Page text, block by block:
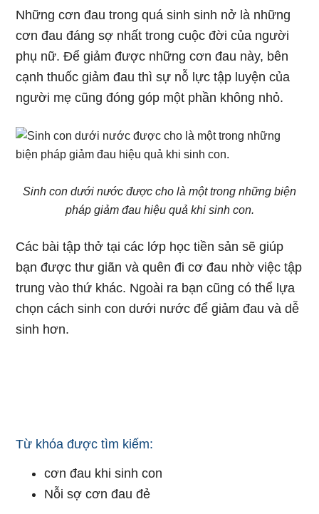
Những cơn đau trong quá sinh sinh nở là những
cơn đau đáng sợ nhất trong cuộc đời của người
phụ nữ. Để giảm được những cơn đau này, bên
cạnh thuốc giảm đau thì sự nỗ lực tập luyện của
người mẹ cũng đóng góp một phần không nhỏ.
Sinh con dưới nước được cho là một trong những biện
pháp giảm đau hiệu quả khi sinh con.
Các bài tập thở tại các lớp học tiền sản sẽ giúp
bạn được thư giãn và quên đi cơ đau nhờ việc tập
trung vào thứ khác. Ngoài ra bạn cũng có thể lựa
chọn cách sinh con dưới nước để giảm đau và dễ
sinh hơn.
Từ khóa được tìm kiếm:
cơn đau khi sinh con
Nỗi sợ cơn đau đẻ